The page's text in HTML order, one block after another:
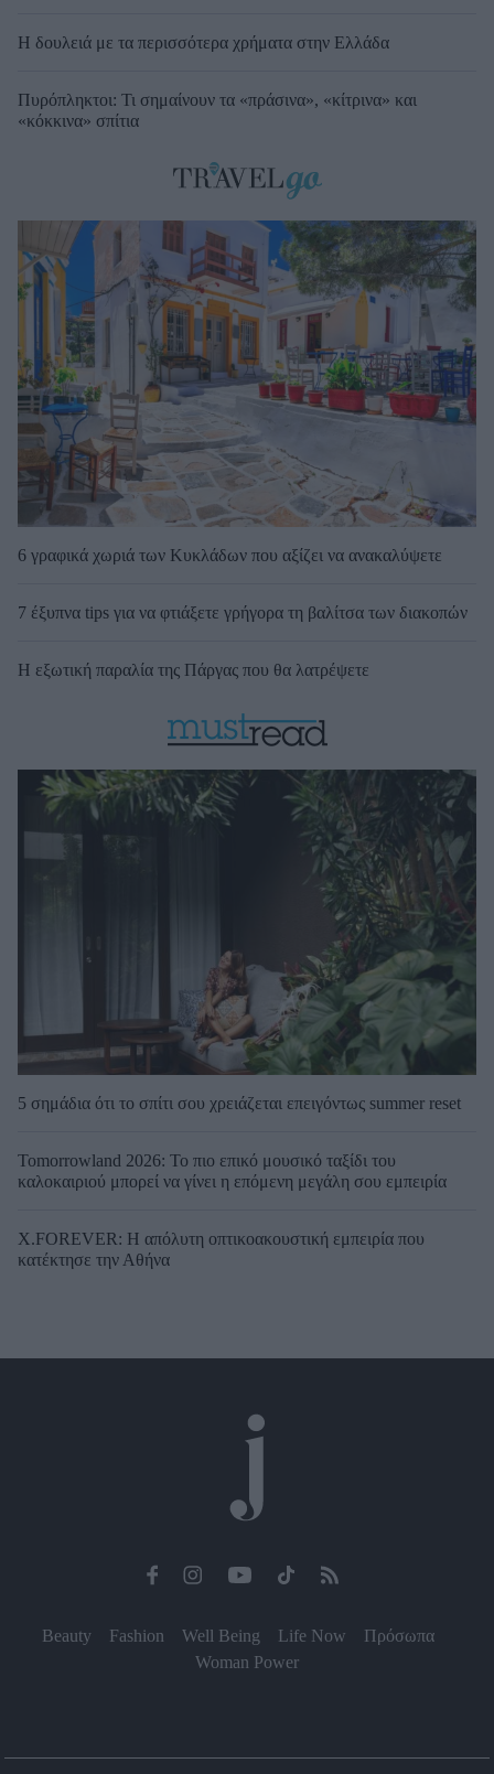
Η δουλειά με τα περισσότερα χρήματα στην Ελλάδα
Πυρόπληκτοι: Τι σημαίνουν τα «πράσινα», «κίτρινα» και
«κόκκινα» σπίτια
6 γραφικά χωριά των Κυκλάδων που αξίζει να ανακαλύψετε
7 έξυπνα tips για να φτιάξετε γρήγορα τη βαλίτσα των διακοπών
Η εξωτική παραλία της Πάργας που θα λατρέψετε
5 σημάδια ότι το σπίτι σου χρειάζεται επειγόντως summer reset
Tomorrowland 2026: Το πιο επικό μουσικό ταξίδι του
καλοκαιριού μπορεί να γίνει η επόμενη μεγάλη σου εμπειρία
X.FOREVER: Η απόλυτη οπτικοακουστική εμπειρία που
κατέκτησε την Αθήνα
Beauty Fashion Well Being Life Now
Πρόσωπα
Woman Power